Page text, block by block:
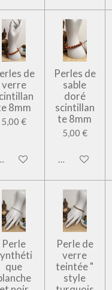
de
verre
8mm
5,00 €
au panier
Perles de
sable
doré
scintillan
te 8mm
5,00 €
Ajouter au
Perle
que
Perle de
verre
teintée "
style